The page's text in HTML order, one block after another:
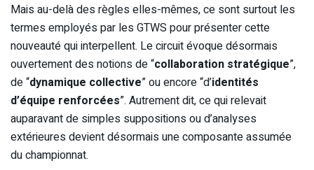
Mais au-delà des règles elles-mêmes, ce sont surtout les
termes employés par les GTWS pour présenter cette
nouveauté qui interpellent. Le circuit évoque désormais
ouvertement des notions de “collaboration stratégique”,
de “dynamique collective” ou encore “d’identités
d’équipe renforcées”. Autrement dit, ce qui relevait
auparavant de simples suppositions ou d’analyses
extérieures devient désormais une composante assumée
du championnat.